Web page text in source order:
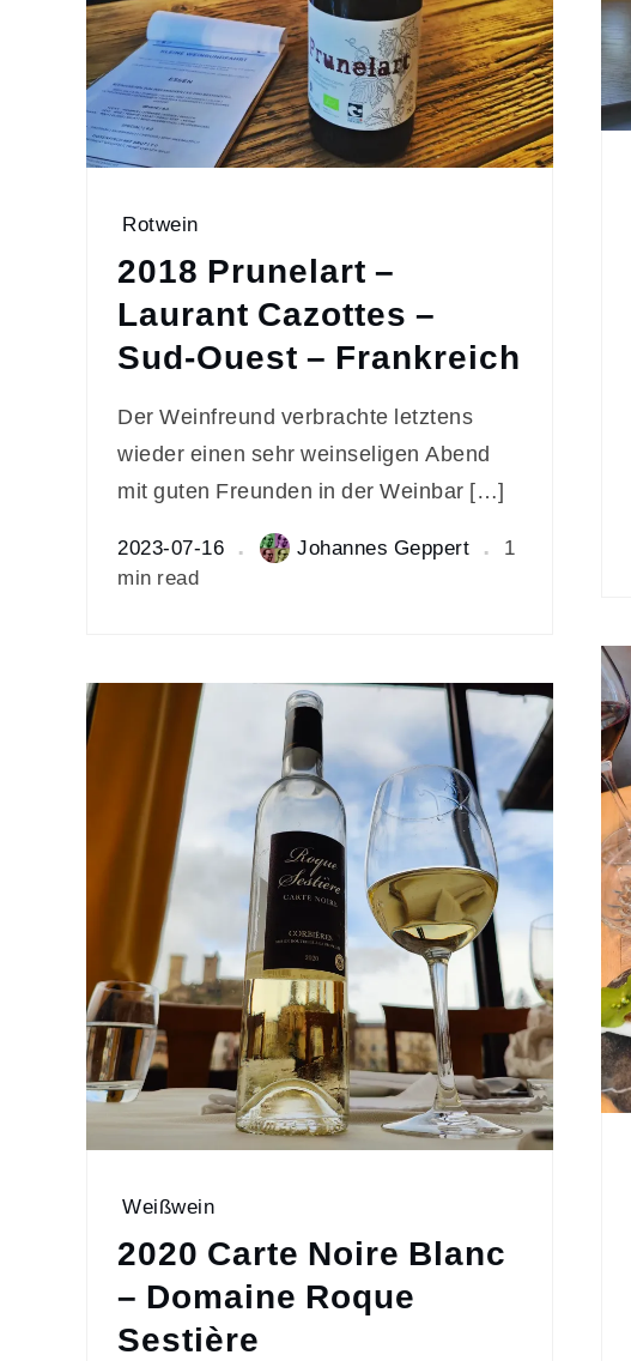
Rotwein
2018 Prunelart –
Laurant Cazottes –
Sud-Ouest – Frankreich
Der Weinfreund verbrachte letztens
wieder einen sehr weinseligen Abend
mit guten Freunden in der Weinbar […]
2023-07-16 Johannes Geppert
1
min read
Weißwein
2020 Carte Noire Blanc
– Domaine Roque
Sestière